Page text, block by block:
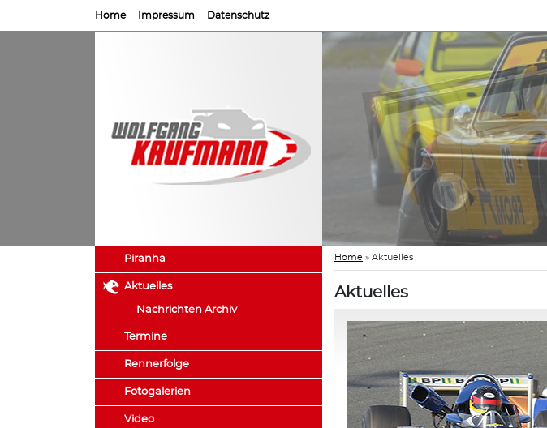
Home Impressum Datenschutz
Piranha
Aktuelles
Nachrichten Archiv
Termine
Rennerfolge
Fotogalerien
Video
Home » Aktuelles
Aktuelles